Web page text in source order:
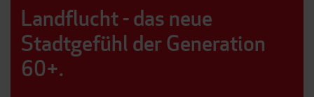
Landflucht - das neue
Stadtgefühl der Generation
60+.